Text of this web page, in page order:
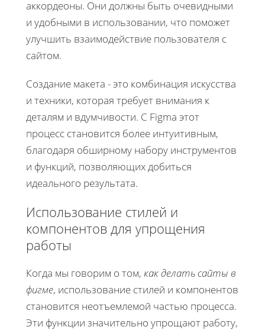
аккордеоны. Они должны быть очевидными
и удобными в использовании, что поможет
улучшить взаимодействие пользователя с
сайтом.
Создание макета - это комбинация искусства
и техники, которая требует внимания к
деталям и вдумчивости. С Figma этот
процесс становится более интуитивным,
благодаря обширному набору инструментов
и функций, позволяющих добиться
идеального результата.
Использование стилей и
компонентов для упрощения
работы
Когда мы говорим о том, как делать сайты в
фигме, использование стилей и компонентов
становится неотъемлемой частью процесса.
Эти функции значительно упрощают работу,